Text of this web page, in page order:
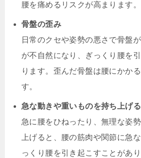
腰を痛めるリスクが高まります。
骨盤の歪み
日常のクセや姿勢の悪さで骨盤
が不自然になり、ぎっくり腰を
ります。歪んだ骨盤は腰にかか
す。
急な動きや重いものを持ち上げる
急に腰をひねったり、無理な姿
上げると、腰の筋肉や関節に急
っくり腰を引き起こすことがあり